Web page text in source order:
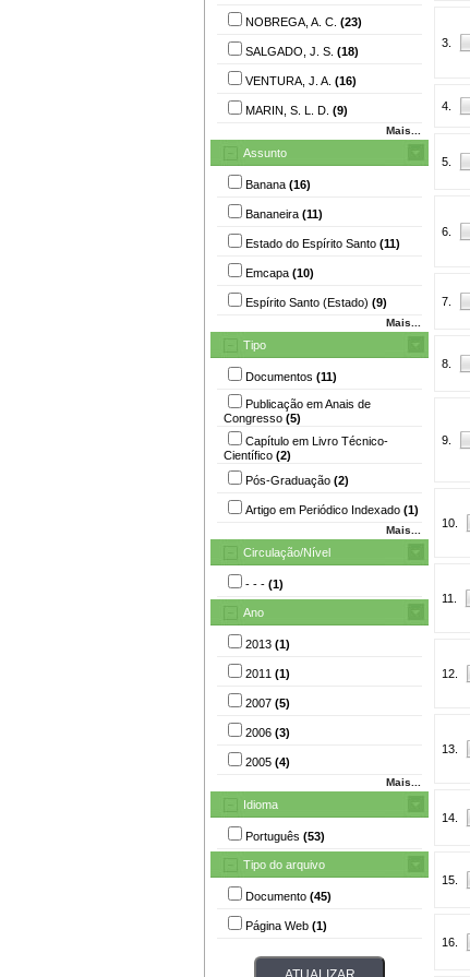
NOBREGA, A. C. (23)
SALGADO, J. S. (18)
VENTURA, J. A. (16)
MARIN, S. L. D. (9)
Mais...
Assunto
Banana (16)
Bananeira (11)
Estado do Espírito Santo (11)
Emcapa (10)
Espírito Santo (Estado) (9)
Mais...
Tipo
Documentos (11)
Publicação em Anais de
Congresso (5)
Capítulo em Livro Técnico-
Científico (2)
Pós-Graduação (2)
Artigo em Periódico Indexado (1)
Mais...
Circulação/Nível
- - - (1)
Ano
2013 (1)
2011 (1)
2007 (5)
2006 (3)
2005 (4)
Mais...
Idioma
Português (53)
Tipo do arquivo
Documento (45)
Página Web (1)
3.
4.
5.
6.
7.
8.
9.
10.
11.
12.
13.
14.
15.
16.